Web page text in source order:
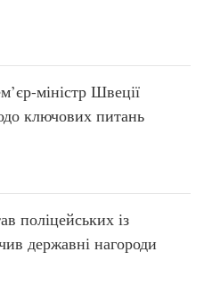
міністр Швеції
ключових питань
поліцейських із
державні нагороди